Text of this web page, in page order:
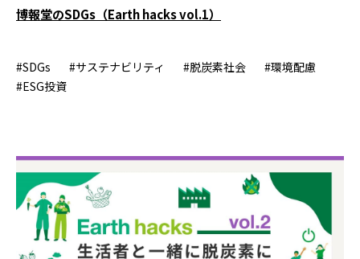
博報堂のSDGs（Earth hacks vol.1）
#SDGs #サステナビリティ #脱炭素社会
#環境配慮
#ESG投資